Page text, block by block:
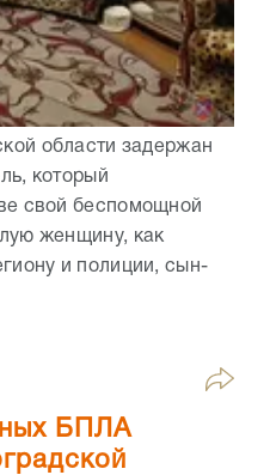
области задержан
который
свой беспомощной
женщину, как
и полиции, сын-
БПЛА